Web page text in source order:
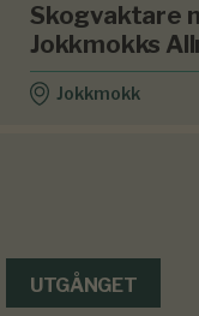
Skogvaktare
Jokkmokks
Jokkmokk
UTGÅNGET